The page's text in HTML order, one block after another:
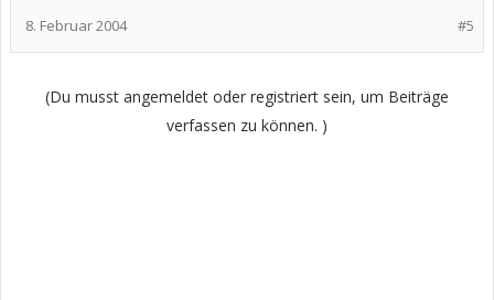
#5
8. Februar 2004
(Du musst angemeldet oder registriert sein, um Beiträge
verfassen zu können. )